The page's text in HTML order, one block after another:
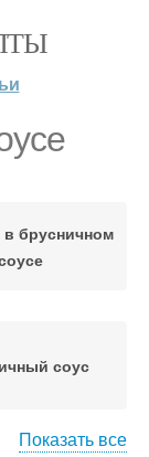
в брусничном
соус
Показать все